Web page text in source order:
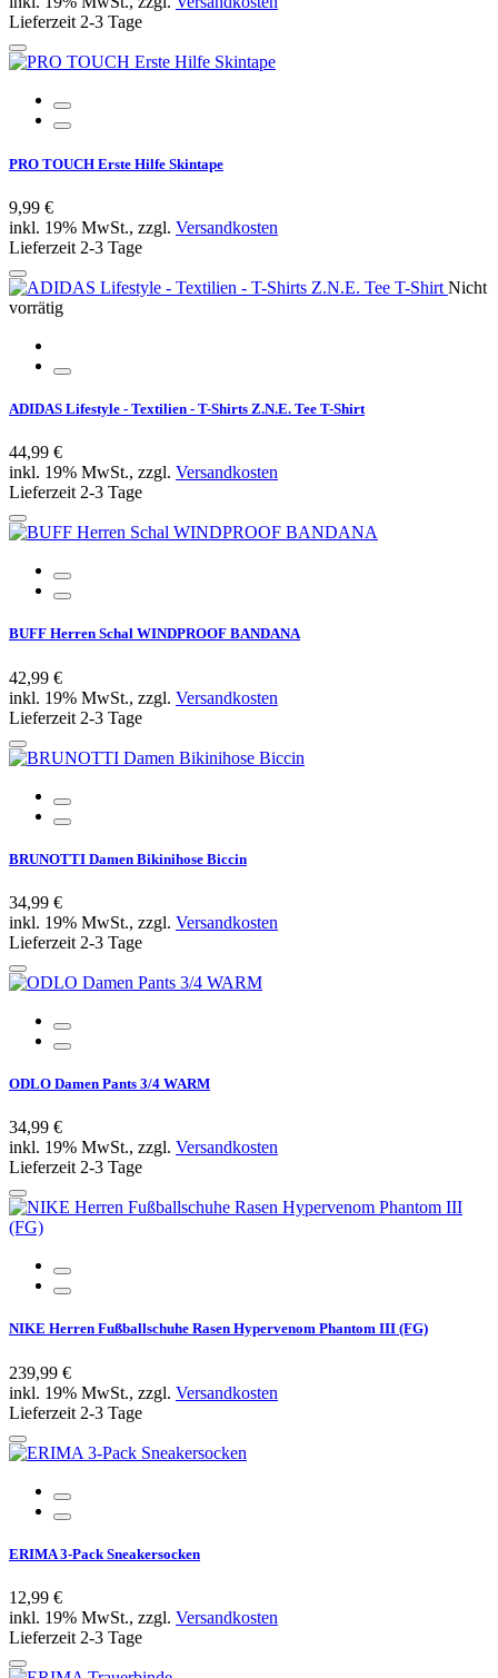
Lieferzeit 2-3 Tage
PRO TOUCH Erste Hilfe Skintape
9,99 €
inkl. 19% MwSt., zzgl. Versandkosten
Lieferzeit 2-3 Tage
Nicht
vorrätig
ADIDAS Lifestyle - Textilien - T-Shirts Z.N.E. Tee T-Shirt
44,99 €
inkl. 19% MwSt., zzgl. Versandkosten
Lieferzeit 2-3 Tage
BUFF Herren Schal WINDPROOF BANDANA
42,99 €
inkl. 19% MwSt., zzgl. Versandkosten
Lieferzeit 2-3 Tage
BRUNOTTI Damen Bikinihose Biccin
34,99 €
inkl. 19% MwSt., zzgl. Versandkosten
Lieferzeit 2-3 Tage
ODLO Damen Pants 3/4 WARM
34,99 €
inkl. 19% MwSt., zzgl. Versandkosten
Lieferzeit 2-3 Tage
NIKE Herren Fußballschuhe Rasen Hypervenom Phantom III (FG)
239,99 €
inkl. 19% MwSt., zzgl. Versandkosten
Lieferzeit 2-3 Tage
ERIMA 3-Pack Sneakersocken
12,99 €
inkl. 19% MwSt., zzgl. Versandkosten
Lieferzeit 2-3 Tage